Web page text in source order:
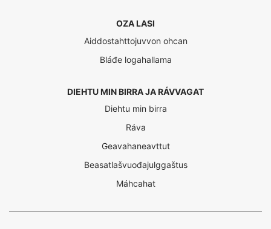
OZA LASI
Aiddostahttojuvvon ohcan
Bláđe logahallama
DIEHTU MIN BIRRA JA RÁVVAGAT
Diehtu min birra
Ráva
Geavahaneavttut
Beasatlašvuođajulggaštus
Máhcahat